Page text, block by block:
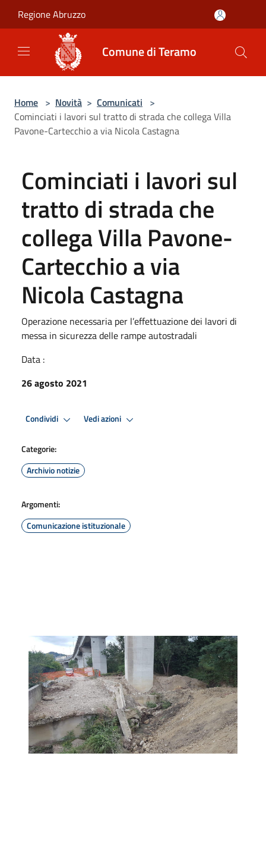
Regione Abruzzo
Comune di Teramo
Home > Novità > Comunicati >
Cominciati i lavori sul tratto di strada che collega Villa
Pavone-Cartecchio a via Nicola Castagna
Cominciati i lavori sul
tratto di strada che
collega Villa Pavone-
Cartecchio a via
Nicola Castagna
Operazione necessaria per l’effettuazione dei lavori di
messa in sicurezza delle rampe autostradali
Data :
26 agosto 2021
Condividi Vedi azioni
Categorie:
Archivio notizie
Argomenti:
Comunicazione istituzionale